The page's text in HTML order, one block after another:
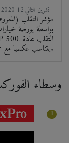
يتناسب عكسيا مع نمو السوق.
وسطاء
1